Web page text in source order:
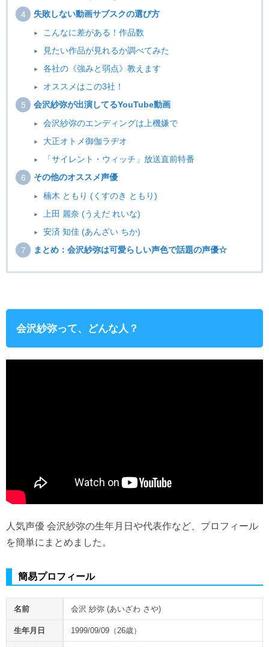
失敗しない動画サブスクの選び方
こんなに差がある！作品数
見たい作品が見れるか調べてみた
各社の《強みと弱点》教えます
オススメはこの3社！
会沢紗弥が出演してるYouTube動画
会沢紗弥のエンディングは上機嫌で
大正オトメ御伽ラヂオ
「サイレント・ウィッチ」放送直前特番
その他のオススメ声優
楠木 ともり (くすのき ともり)
上田 麗奈 (うえだ れいな)
安済 知佳 (あんざい ちか)
まとめ：会沢紗弥は可愛らしい声色で話題の声優☆
会沢紗弥って、どんな人？
人気声優 会沢紗弥の生年月日や代表作など、プロフィール
を簡単にまとめました。
簡易プロフィール
名前 会沢 紗弥 (あいざわ さや)
生年月日 1999/09/09（26歳）